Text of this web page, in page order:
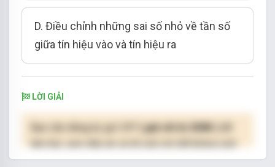
D. Điều chỉnh những sai số nhỏ về tần số
giữa tín hiệu vào và tín hiệu ra
LỜI GIẢI
( giá chỉ từ 250K )
hạn.